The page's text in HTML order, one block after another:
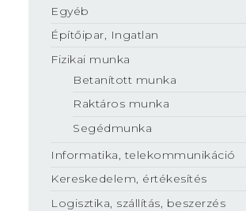
Egyéb
Építőipar, Ingatlan
Fizikai munka
Betanított munka
Raktáros munka
Segédmunka
Informatika, telekommunikáció
Kereskedelem, értékesítés
Logisztika, szállítás, beszerzés